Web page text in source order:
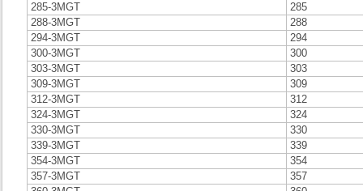
285-3MGT
285
288-3MGT
288
294-3MGT
294
300-3MGT
300
303-3MGT
303
309-3MGT
309
312-3MGT
312
324-3MGT
324
330-3MGT
330
339-3MGT
339
354-3MGT
354
357-3MGT
357